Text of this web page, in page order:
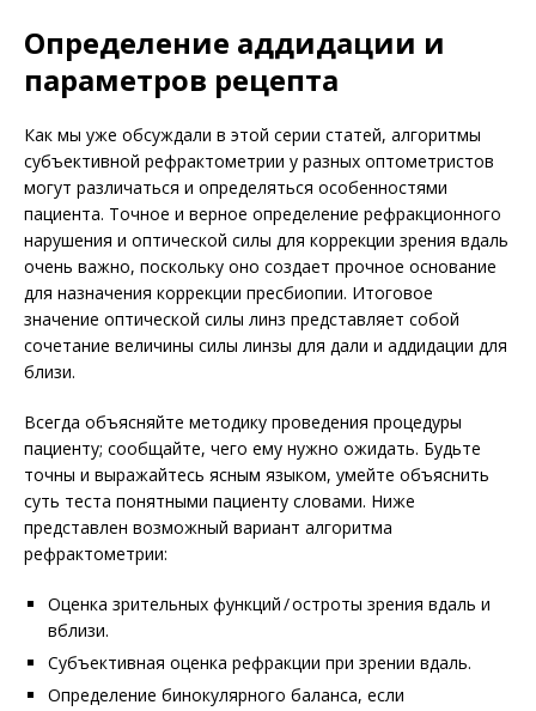
Определение аддидации и
параметров рецепта
Как мы уже обсуждали в этой серии статей, алгоритмы
субъективной рефрактометрии у разных оптометристов
могут различаться и определяться особенностями
пациента. Точное и верное определение рефракционного
нарушения и оптической силы для коррекции зрения вдаль
очень важно, поскольку оно создает прочное основание
для назначения коррекции пресбиопии. Итоговое
значение оптической силы линз представляет собой
сочетание величины силы линзы для дали и аддидации для
близи.
Всегда объясняйте методику проведения процедуры
пациенту; сообщайте, чего ему нужно ожидать. Будьте
точны и выражайтесь ясным языком, умейте объяснить
суть теста понятными пациенту словами. Ниже
представлен возможный вариант алгоритма
рефрактометрии:
Оценка зрительных функций / остроты зрения вдаль и
вблизи.
Субъективная оценка рефракции при зрении вдаль.
Определение бинокулярного баланса, если